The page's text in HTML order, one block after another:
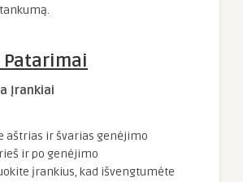
Patarimai
Įrankiai
aštrias ir švarias genėjimo
ir po genėjimo
įrankius, kad išvengtumėte